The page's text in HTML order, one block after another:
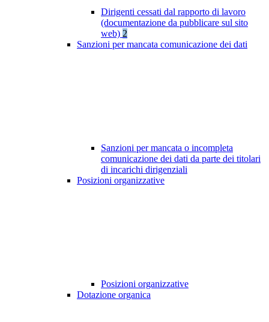
Dirigenti cessati dal rapporto di lavoro
(documentazione da pubblicare sul sito
web) 2
Sanzioni per mancata comunicazione dei dati
Sanzioni per mancata o incompleta
comunicazione dei dati da parte dei titolari
di incarichi dirigenziali
Posizioni organizzative
Posizioni organizzative
Dotazione organica